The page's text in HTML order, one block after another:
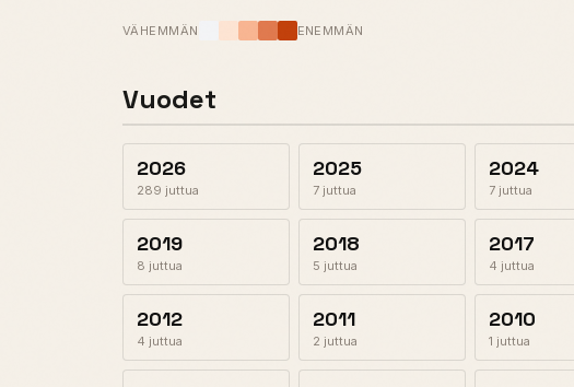
VÄHEMMÄN ENEMMÄN
Vuodet
2026
289 juttua
2025
7 juttua
2024
7 juttua
2019
8 juttua
2018
5 juttua
2017
4 juttua
2012
4 juttua
2011
2 juttua
2010
1 juttua